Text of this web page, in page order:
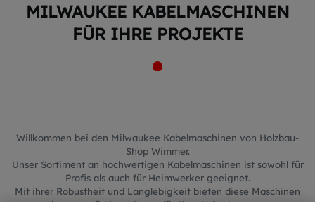
MILWAUKEE KABELMASCHINEN
FÜR IHRE PROJEKTE
Willkommen bei den Milwaukee Kabelmaschinen von Holzbau-
Shop Wimmer.
Unser Sortiment an hochwertigen Kabelmaschinen ist sowohl für
Profis als auch für Heimwerker geeignet.
Mit ihrer Robustheit und Langlebigkeit bieten diese Maschinen
eine zuverlässige Lösung für Ihre Anforderungen.